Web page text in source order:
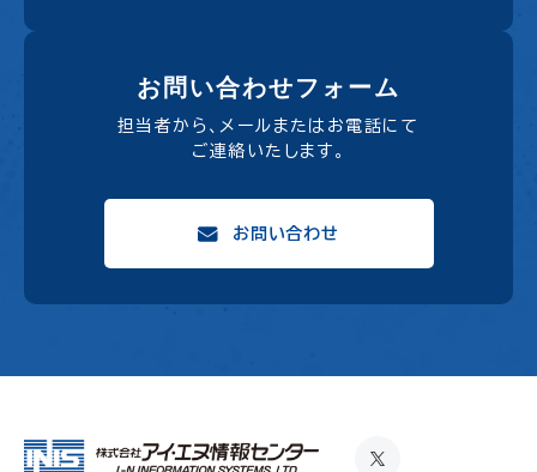
お問い合わせフォーム
担当者から、メールまたはお電話にて
ご連絡いたします。
お問い合わせ